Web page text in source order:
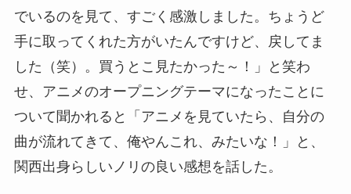
でいるのを見て、すごく感激しました。ちょうど
手に取ってくれた方がいたんですけど、戻してま
した（笑）。買うとこ見たかった～！」と笑わ
せ、アニメのオープニングテーマになったことに
ついて聞かれると「アニメを見ていたら、自分の
曲が流れてきて、俺やんこれ、みたいな！」と、
関西出身らしいノリの良い感想を話した。